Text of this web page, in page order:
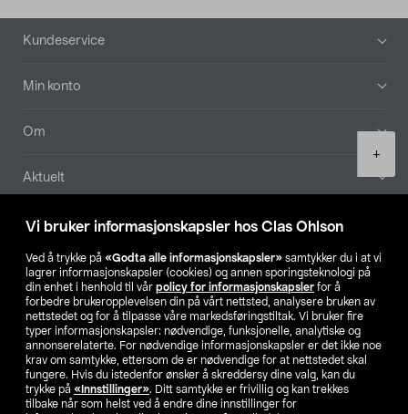
Vi bruker informasjonskapsler hos Clas Ohlson
Ved å trykke på «Godta alle informasjonskapsler» samtykker du i at vi
lagrer informasjonskapsler (cookies) og annen sporingsteknologi på
din enhet i henhold til vår policy for informasjonskapsler for å
forbedre brukeropplevelsen din på vårt nettsted, analysere bruken av
nettstedet og for å tilpasse våre markedsføringstiltak. Vi bruker fire
typer informasjonskapsler: nødvendige, funksjonelle, analytiske og
annonserelaterte. For nødvendige informasjonskapsler er det ikke noe
krav om samtykke, ettersom de er nødvendige for at nettstedet skal
fungere. Hvis du istedenfor ønsker å skreddersy dine valg, kan du
trykke på «Innstillinger». Ditt samtykke er frivillig og kan trekkes
tilbake når som helst ved å endre dine innstillinger for
+
Bunntekst
Kundeservice
Min konto
Om
Aktuelt
Våre selskaper
Finn din butikk
SE NO FI